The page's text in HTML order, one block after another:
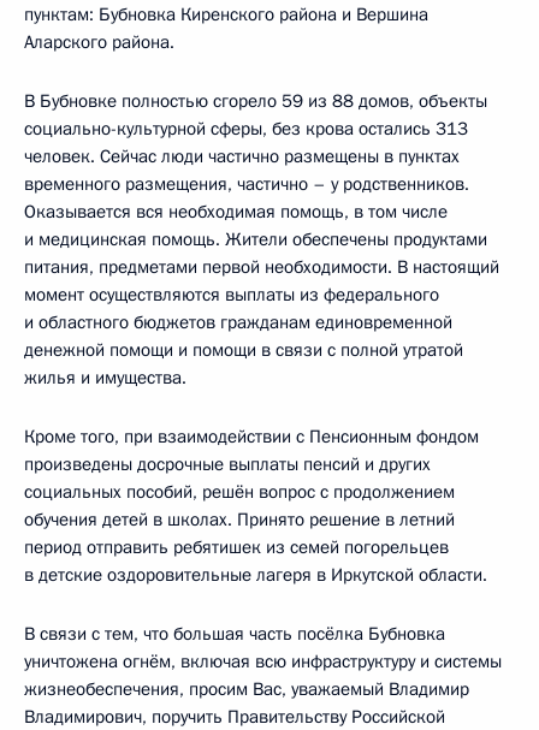
пунктам: Бубновка Киренского района и Вершина
Аларского района.
В Бубновке полностью сгорело 59 из 88 домов, объекты
социально-культурной сферы, без крова остались 313
человек. Сейчас люди частично размещены в пунктах
временного размещения, частично – у родственников.
Оказывается вся необходимая помощь, в том числе
и медицинская помощь. Жители обеспечены продуктами
питания, предметами первой необходимости. В настоящий
момент осуществляются выплаты из федерального
и областного бюджетов гражданам единовременной
денежной помощи и помощи в связи с полной утратой
жилья и имущества.
Кроме того, при взаимодействии с Пенсионным фондом
произведены досрочные выплаты пенсий и других
социальных пособий, решён вопрос с продолжением
обучения детей в школах. Принято решение в летний
период отправить ребятишек из семей погорельцев
в детские оздоровительные лагеря в Иркутской области.
В связи с тем, что большая часть посёлка Бубновка
уничтожена огнём, включая всю инфраструктуру и системы
жизнеобеспечения, просим Вас, уважаемый Владимир
Владимирович, поручить Правительству Российской